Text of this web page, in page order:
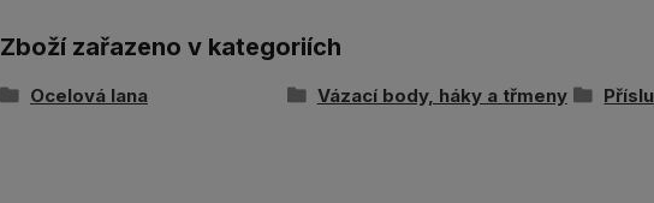
Zboží zařazeno v kategoriích
Ocelová lana Vázací body, háky a třmeny